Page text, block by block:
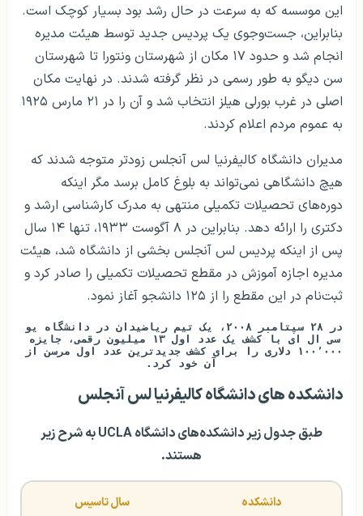
این موسسه که به سرعت در حال رشد بود بسیار کوچک است.
بنابراین، جست‌وجوی یک پردیس جدید توسط هیئت مدیره
انجام شد و حدود ۱۷ مکان از شهرستان ونتورا تا شهرستان
سن دیگو به طور رسمی در نظر گرفته شدند. در نهایت مکان
اصلی در غرب بورلی هیلز انتخاب شد و آن را در ۲۱ مارس ۱۹۲۵
به عموم مردم اعلام کردند.
مدیران دانشگاه کالیفرنیا لس آنجلس زودتر متوجه شدند که
هیچ دانشگاهی نمی‌تواند به بلوغ کامل برسد مگر اینکه
دوره‌های تحصیلات تکمیلی منتهی به مدرک کارشناسی ارشد و
دکتری را ارائه دهد. بنابراین در ۸ آگوست ۱۹۳۳، تنها ۱۴ سال
پس از اینکه پردیس لس آنجلس بخشی از دانشگاه شد، هیئت
مدیره اجازه آموزش در مقطع تحصیلات تکمیلی را صادر کرد و
ثبت‌نام در این مقطع را از ۱۲۵ دانشجو آغاز نمود.
آن خود کرد.
دانشکده‌ های دانشگاه کالیفرنیا لس آنجلس
طبق جدول زیر دانشکده‌‌های دانشگاه UCLA به شرح زیر
هستند.
دانشکده سال تاسیس